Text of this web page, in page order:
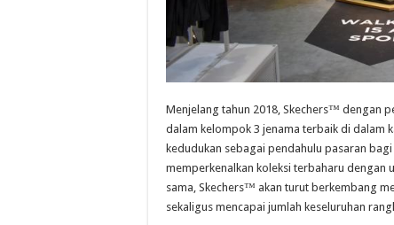
Menjelang tahun 2018, Skechers™ dengan
dalam kelompok 3 jenama terbaik di dalam
kedudukan sebagai pendahulu pasaran
memperkenalkan koleksi terbaharu dengan
sama, Skechers™ akan turut berkembang
sekaligus mencapai jumlah keseluruhan